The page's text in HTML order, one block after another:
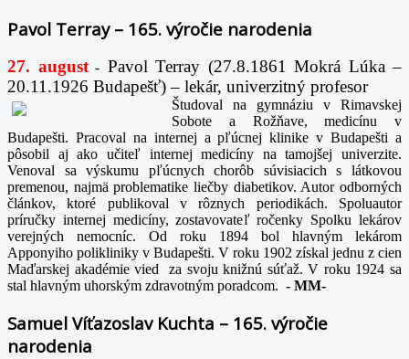
Pavol Terray – 165. výročie narodenia
27. august- Pavol Terray (27.8.1861 Mokrá Lúka –
20.11.1926 Budapešť) – lekár, univerzitný profesor
Študoval na gymnáziu v Rimavskej
Sobote a Rožňave, medicínu v
Budapešti. Pracoval na internej a pľúcnej klinike v Budapešti a
pôsobil aj ako učiteľ internej medicíny na tamojšej univerzite.
Venoval sa výskumu pľúcnych chorôb súvisiacich s látkovou
premenou, najmä problematike liečby diabetikov. Autor odborných
článkov, ktoré publikoval v rôznych periodikách. Spoluautor
príručky internej medicíny, zostavovateľ ročenky Spolku lekárov
verejných nemocníc. Od roku 1894 bol hlavným lekárom
Apponyiho polikliniky v Budapešti. V roku 1902 získal jednu z cien
Maďarskej akadémie vied za svoju knižnú súťaž. V roku 1924 sa
stal hlavným uhorským zdravotným poradcom. - MM-
Samuel Víťazoslav Kuchta – 165. výročie
narodenia